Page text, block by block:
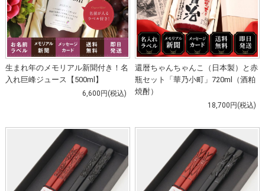
生まれ年のメモリアル新聞付き！名
入れ巨峰ジュース【500ml】
6,600円(税込)
還暦ちゃんちゃんこ（日本製）と赤
瓶セット「華乃小町」720ml（酒粕
焼酎）
18,700円(税込)